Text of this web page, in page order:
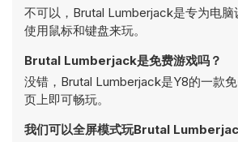
不可以，Brutal Lumberjack是专为电脑
使用鼠标和键盘来玩。
Brutal Lumberjack是免费游戏吗？
没错，Brutal Lumberjack是Y8的一款
页上即可畅玩。
我们可以全屏模式玩Brutal